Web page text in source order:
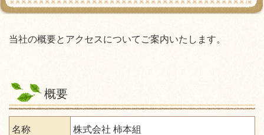
当社の概要とアクセスについてご案内いたします。
概要
名称 株式会社 柿本組